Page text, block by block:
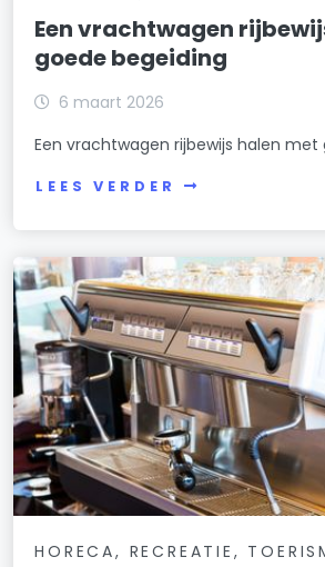
Een vrachtwagen
goede begeiding
6 maart 2026
Een vrachtwagen rijbewijs halen
LEES VERDER
HORECA, RECREATIE,